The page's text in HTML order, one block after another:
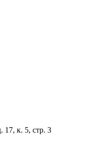
17, к. 5, стр. 3